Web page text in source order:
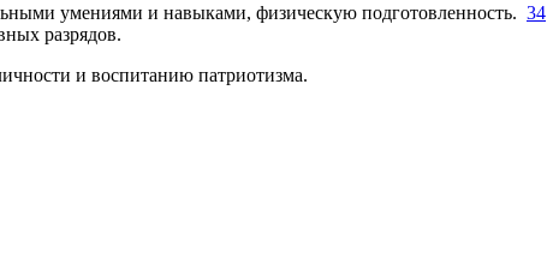
умениями и навыками, физическую подготовленность. 34
разрядов.
и воспитанию патриотизма.